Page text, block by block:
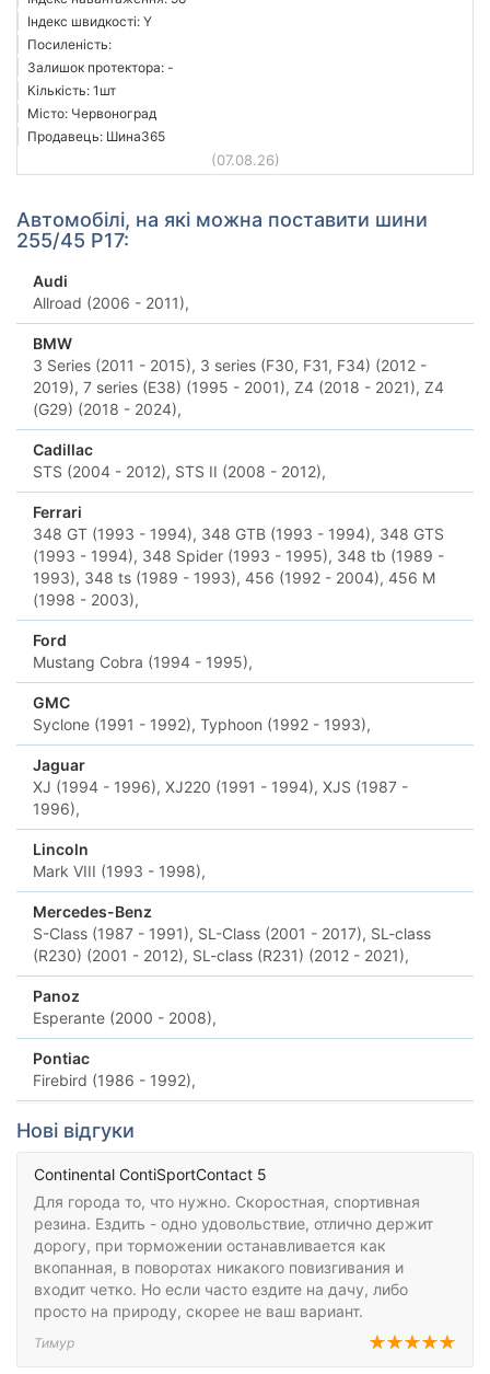
Індекс швидкості: Y
Посиленість:
Залишок протектора: -
Кількість: 1шт
Місто: Червоноград
Продавець: Шина365
(07.08.26)
Автомобілі, на які можна поставити шини
255/45 Р17:
Audi
Allroad (2006 - 2011),
BMW
3 Series (2011 - 2015), 3 series (F30, F31, F34) (2012 -
2019), 7 series (E38) (1995 - 2001), Z4 (2018 - 2021), Z4
(G29) (2018 - 2024),
Cadillac
STS (2004 - 2012), STS II (2008 - 2012),
Ferrari
348 GT (1993 - 1994), 348 GTB (1993 - 1994), 348 GTS
(1993 - 1994), 348 Spider (1993 - 1995), 348 tb (1989 -
1993), 348 ts (1989 - 1993), 456 (1992 - 2004), 456 M
(1998 - 2003),
Ford
Mustang Cobra (1994 - 1995),
GMC
Syclone (1991 - 1992), Typhoon (1992 - 1993),
Jaguar
XJ (1994 - 1996), XJ220 (1991 - 1994), XJS (1987 -
1996),
Lincoln
Mark VIII (1993 - 1998),
Mercedes-Benz
S-Class (1987 - 1991), SL-Class (2001 - 2017), SL-class
(R230) (2001 - 2012), SL-class (R231) (2012 - 2021),
Panoz
Esperante (2000 - 2008),
Pontiac
Firebird (1986 - 1992),
Нові відгуки
Continental ContiSportContact 5
Для города то, что нужно. Скоростная, спортивная
резина. Ездить - одно удовольствие, отлично держит
дорогу, при торможении останавливается как
вкопанная, в поворотах никакого повизгивания и
входит четко. Но если часто ездите на дачу, либо
просто на природу, скорее не ваш вариант.
Тимур